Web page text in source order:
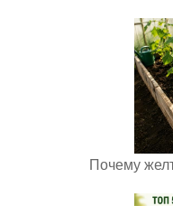
Почему